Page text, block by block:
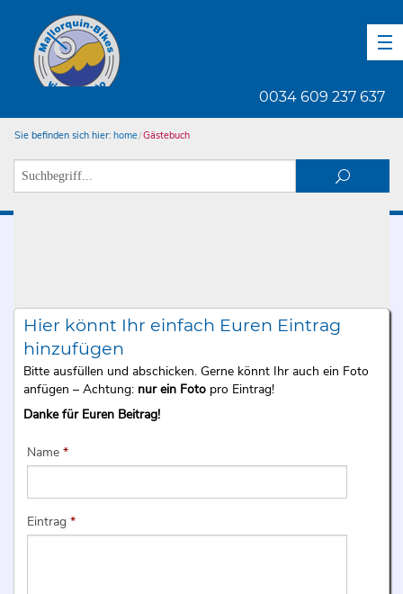
0034 609 237 637
Sie befinden sich hier: home Gästebuch
Hier könnt Ihr einfach Euren Eintrag
hinzufügen
Bitte ausfüllen und abschicken. Gerne könnt Ihr auch ein Foto
anfügen – Achtung: nur ein Fotopro Eintrag!
Danke für Euren Beitrag!
Name *
Eintrag *